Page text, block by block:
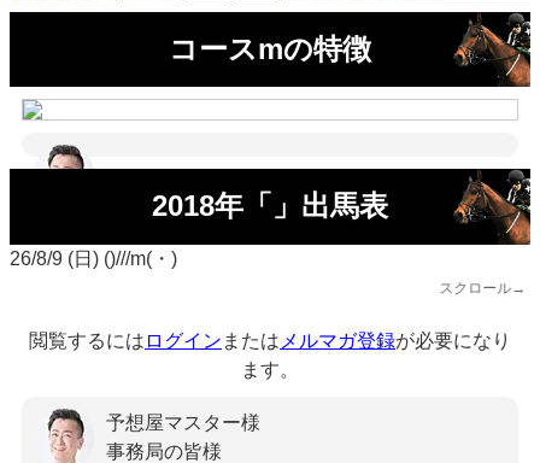
コースmの特徴
2018年「」出馬表
26/8/9 (日) ()///m(・)
スクロール→
閲覧するには ログイン または メルマガ登録が必要になり
ます。
予想屋マスター様
事務局の皆様